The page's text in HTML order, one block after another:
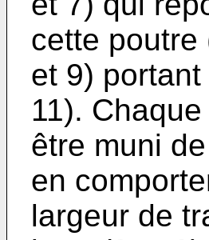
cette poutre
et 9)
11).
être muni
en
largeur de